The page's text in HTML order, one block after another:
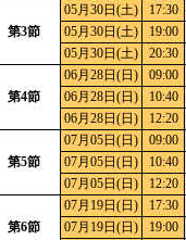
第3節
05月30日(土) 17:30
05月30日(土)
19:00
05月30日(土)
20:30
第4節
06月28日(日) 09:00
06月28日(日)
10:40
06月28日(日)
12:20
第5節
07月05日(日) 09:00
07月05日(日)
10:40
07月05日(日)
12:20
第6節
07月19日(日) 17:30
07月19日(日)
19:00